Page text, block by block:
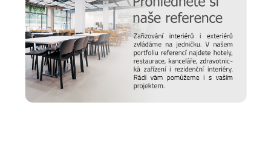
Hledáte inspiraci do nového domova a potřebujete poradit,
jak vybrat židli, stůl, postel nebo třeba matraci? Nebo vás
zajímají trendy v bydlení a chcete mít vždy ty nejčerstvější
informace. Pak sledujte náš onlinemagazín Alaxmag
kterém najdete každý den novou dávku inspirace.